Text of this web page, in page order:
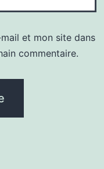
et mon site dans
commentaire.